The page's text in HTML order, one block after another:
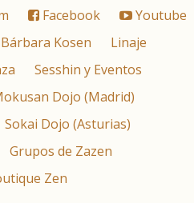
Facebook
Youtube
Bárbara Kosen
Linaje
Sesshin y Eventos
Dojo (Madrid)
Sokai Dojo (Asturias)
Grupos de Zazen
Zen